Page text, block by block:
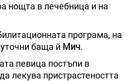
нощта в лечебница и на
програма, на
баща й Мич.
певица постъпи в
лекува пристрастеността